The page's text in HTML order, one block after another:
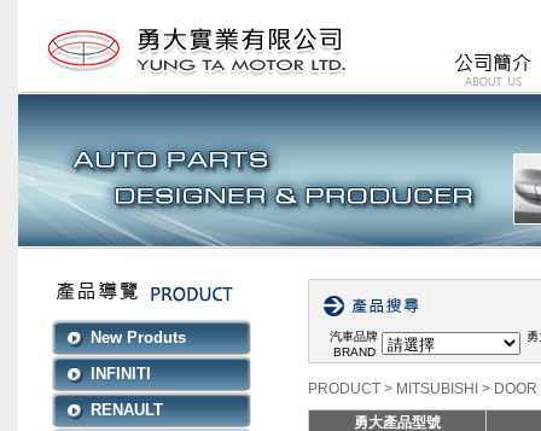
New Produts
INFINITI
RENAULT
汽車品牌
BRAND
PRODUCT > MITSUBISHI >
勇大產品型號